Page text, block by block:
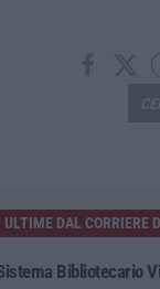
ULTIME DAL CORRIERE
Bibliotecario